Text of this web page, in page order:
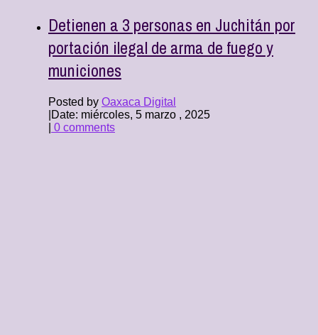
Detienen a 3 personas en Juchitán por
portación ilegal de arma de fuego y
municiones
Posted by Oaxaca Digital
Date: miércoles, 5 marzo , 2025
0 comments